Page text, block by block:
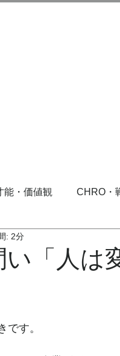
能・価値観 CHRO・
い「人は
: 2分
です。